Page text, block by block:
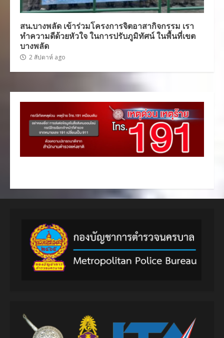
สน.บางพลัด เข้าร่วมโครงการจิตอาสากิจกรรม เรา
ทำความดีด้วยหัวใจ ในการปรับภูมิทัศน์ ในพื้นที่เขต
บางพลัด
2 สัปดาห์ ago